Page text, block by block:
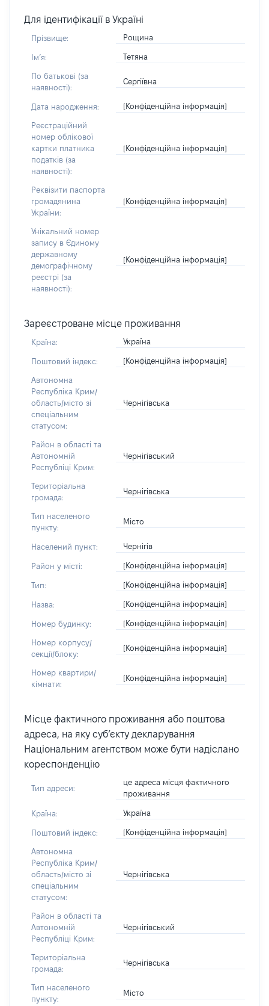
Для ідентифікації в Україні
Прізвище: Рощина
Імʼя: Тетяна
По батькові (за
наявності):
Сергіївна
Дата народження: [Конфіденційна інформація]
Реєстраційний
номер облікової
картки платника
податків (за
наявності):
[Конфіденційна інформація]
Реквізити паспорта
громадянина
України:
[Конфіденційна інформація]
Унікальний номер
запису в Єдиному
державному
демографічному
реєстрі (за
наявності):
[Конфіденційна інформація]
Зареєстроване місце проживання
Країна: Україна
Поштовий індекс: [Конфіденційна інформація]
Автономна
Республіка Крим/
область/місто зі
спеціальним
статусом:
Чернігівська
Район в області та
Автономній
Республіці Крим:
Чернігівський
Територіальна
громада:
Чернігівська
Тип населеного
пункту:
Місто
Населений пункт: Чернігів
Район у місті: [Конфіденційна інформація]
Тип: [Конфіденційна інформація]
Назва: [Конфіденційна інформація]
Номер будинку: [Конфіденційна інформація]
Номер корпусу/
секції/блоку:
[Конфіденційна інформація]
Номер квартири/
кімнати:
[Конфіденційна інформація]
Місце фактичного проживання або поштова
адреса, на яку суб’єкту декларування
Національним агентством може бути надіслано
кореспонденцію
Тип адреси:
це адреса місця фактичного
проживання
Країна: Україна
Поштовий індекс: [Конфіденційна інформація]
Автономна
Республіка Крим/
область/місто зі
спеціальним
статусом:
Чернігівська
Район в області та
Автономній
Республіці Крим:
Чернігівський
Територіальна
громада:
Чернігівська
Тип населеного
пункту:
Місто